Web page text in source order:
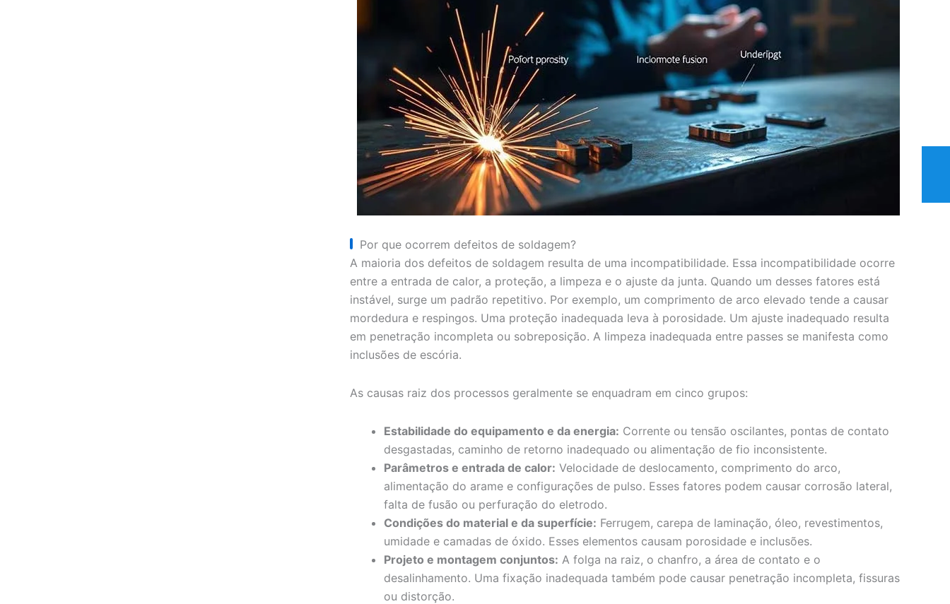
Por que ocorrem defeitos de soldagem?
A maioria dos defeitos de soldagem resulta de uma incompatibilidade. Essa incompatibilidade ocorre
entre a entrada de calor, a proteção, a limpeza e o ajuste da junta. Quando um desses fatores está
instável, surge um padrão repetitivo. Por exemplo, um comprimento de arco elevado tende a causar
mordedura e respingos. Uma proteção inadequada leva à porosidade. Um ajuste inadequado resulta
em penetração incompleta ou sobreposição. A limpeza inadequada entre passes se manifesta como
inclusões de escória.
As causas raiz dos processos geralmente se enquadram em cinco grupos:
Estabilidade do equipamento e da energia: Corrente ou tensão oscilantes, pontas de contato
desgastadas, caminho de retorno inadequado ou alimentação de fio inconsistente.
Parâmetros e entrada de calor: Velocidade de deslocamento, comprimento do arco,
alimentação do arame e configurações de pulso. Esses fatores podem causar corrosão lateral,
falta de fusão ou perfuração do eletrodo.
Condições do material e da superfície: Ferrugem, carepa de laminação, óleo, revestimentos,
umidade e camadas de óxido. Esses elementos causam porosidade e inclusões.
Projeto e montagem conjuntos: A folga na raiz, o chanfro, a área de contato e o
desalinhamento. Uma fixação inadequada também pode causar penetração incompleta, fissuras
ou distorção.